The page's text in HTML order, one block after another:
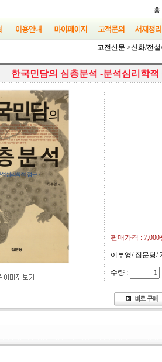
고전산문 >신화/전
한국민담의 심층분석 -분석심리학적
판매가격 : 7,000
이부영/ 집문당/
수량 :